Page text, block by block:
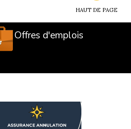
HAUT DE PAGE
Offres d'emplois